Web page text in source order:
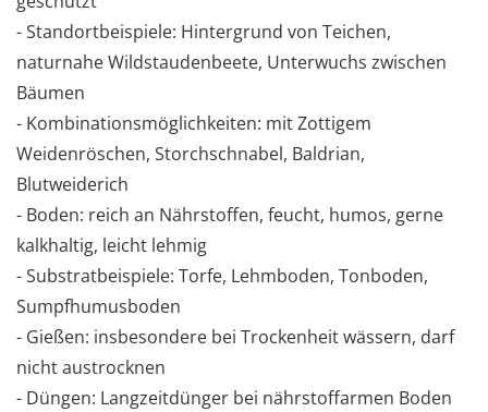
- Standortbeispiele: Hintergrund von Teichen,
naturnahe Wildstaudenbeete, Unterwuchs zwischen
Bäumen
- Kombinationsmöglichkeiten: mit Zottigem
Weidenröschen, Storchschnabel, Baldrian,
Blutweiderich
- Boden: reich an Nährstoffen, feucht, humos, gerne
kalkhaltig, leicht lehmig
- Substratbeispiele: Torfe, Lehmboden, Tonboden,
Sumpfhumusboden
- Gießen: insbesondere bei Trockenheit wässern, darf
nicht austrocknen
- Düngen: Langzeitdünger bei nährstoffarmen Boden